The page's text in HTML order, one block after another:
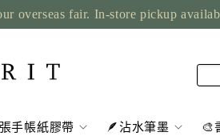
overseas fair. In-store pickup
手帳紙膠帶 🪶沾水筆墨 🎨